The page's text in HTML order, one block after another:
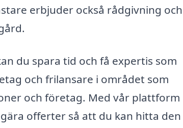
erbjuder också rådgivning och
du spara tid och få expertis som
och frilansare i området som
och företag. Med vår plattform
offerter så att du kan hitta den